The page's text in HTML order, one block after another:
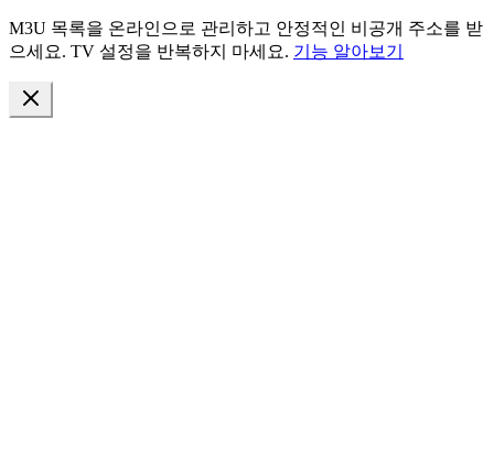
M3U 목록을 온라인으로 관리하고 안정적인 비공개 주소를 받
으세요. TV 설정을 반복하지 마세요. 기능 알아보기